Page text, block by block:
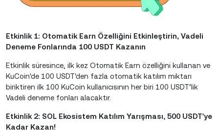
Etkinlik 1: Otomatik Earn Özelliğini Etkinleştirin, Vadeli
Deneme Fonlarında 100 USDT Kazanın
Etkinlik süresince, ilk kez Otomatik Earn özelliğini kullanan ve
KuCoin'de 100 USDT'den fazla otomatik katılım miktarı
biriktiren ilk 100 KuCoin kullanıcısının her biri 100 USDT’lik
Vadeli deneme fonları alacaktır.
Etkinlik 2: SOL Ekosistem Katılım Yarışması, 500 USDT'ye
Kadar Kazan!